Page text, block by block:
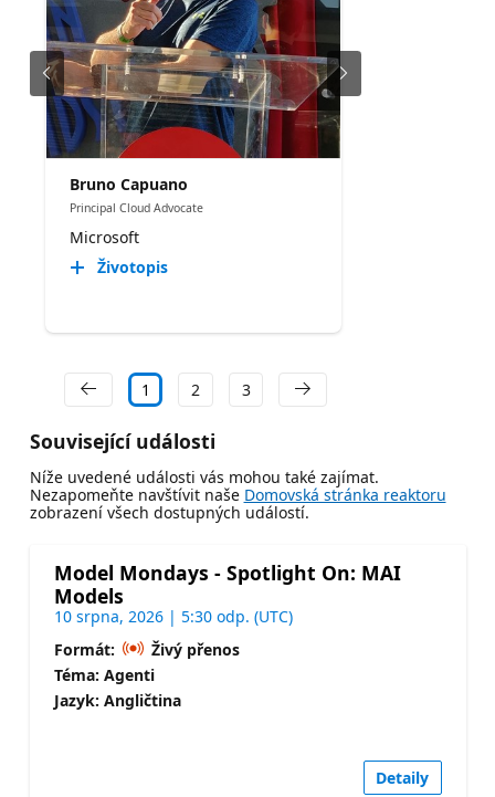
Bruno Capuano
Principal Cloud Advocate
Microsoft
Životopis
1 2 3
Související události
Níže uvedené události vás mohou také zajímat.
Nezapomeňte navštívit naše Domovská stránka reaktoru
zobrazení všech dostupných událostí.
Model Mondays - Spotlight On: MAI
Models
10 srpna, 2026 | 5:30 odp. (UTC)
Formát:
Živý přenos
Téma: Agenti
Jazyk: Angličtina
Detaily